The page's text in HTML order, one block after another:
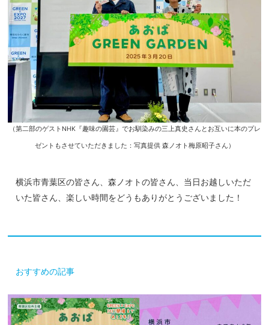
（第二部のゲストNHK『趣味の園芸』でお馴染みの三上真史さんとお互いに本のプレ
ゼントもさせていただきました：写真提供 森ノオト梅原昭子さん）
横浜市青葉区の皆さん、森ノオトの皆さん、当日お越しいただ
いた皆さん、楽しい時間をどうもありがとうございました！
おすすめの記事